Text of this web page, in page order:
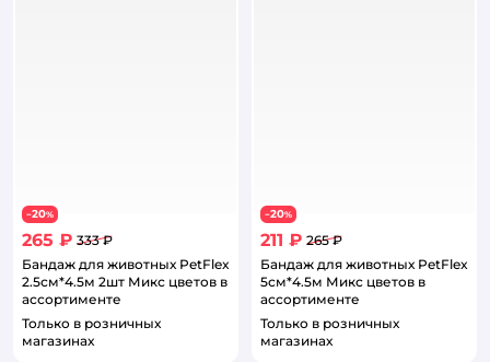
−20%
265 ₽ 333 ₽
Бандаж для животных PetFlex
2.5см*4.5м 2шт Микс цветов в
ассортименте
Только в розничных
магазинах
−20%
211 ₽ 265 ₽
Бандаж для животных PetFlex
5см*4.5м Микс цветов в
ассортименте
Только в розничных
магазинах